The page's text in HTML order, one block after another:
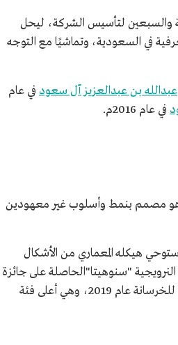
والسبعين لتأسيس الشركة، ليحل
في السعودية، وتماشيًا مع التوجه
عبدالله بن عبدالعزيز آل سعود في عام
في عام 2016م.
وهو مصمم بنمط وأسلوب غير معهودين
هيكله المعماري من الأشكال
"سنوهيتا"الحاصلة على جائزة
التميز في التصميم لعام 2016، كما فاز المركز بجائزة التميز من المعهد الأمريكي للخرسانة عام 2019، وهي أعلى فئة